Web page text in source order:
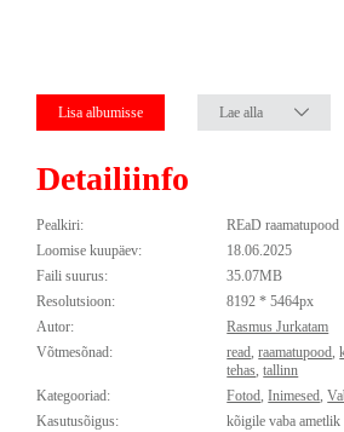
Lisa albumisse Lae alla
Detailiinfo
Pealkiri:
REaD raamatupood
Loomise kuupäev:
18.06.2025
Faili suurus:
35.07MB
Resolutsioon:
8192 * 5464px
Autor:
Rasmus Jurkatam
Võtmesõnad:
read,raamatupood,
tehas,tallinn
Kategooriad:
Fotod,Inimesed,
Kasutusõigus:
kõigile vaba